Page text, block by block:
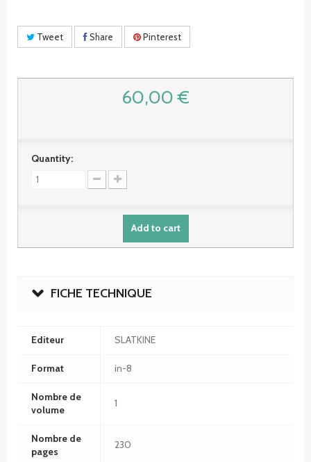
Tweet Share Pinterest
60,00 €
Quantity:
Add to cart
FICHE TECHNIQUE
Editeur SLATKINE
Format in-8
Nombre de
volume
1
Nombre de
pages
230